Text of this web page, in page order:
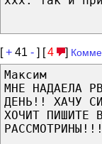
[+ 41 - ] [4 ]
Максим
МНЕ НАДАЕЛА
ДЕНЬ!! ХАЧУ
ХОЧИТ ПИШИТЕ
РАССМОТРИНЫ!!!